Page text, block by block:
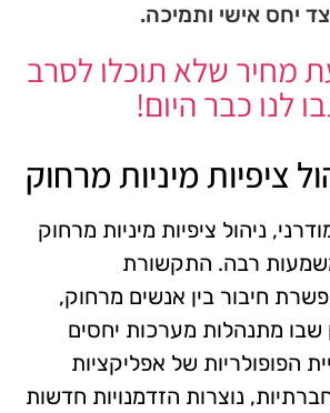
יחס אישי ותמיכה.
מחיר שלא תוכלו לסרב
לנו כבר היום!
ציפיות מיניות מרחוק
ניהול ציפיות מיניות מרחוק
רבה. התקשורת
חיבור בין אנשים מרחוק,
מתנהלות מערכות יחסים
הפופולריות של אפליקציות
נוצרות הזדמנויות חדשות